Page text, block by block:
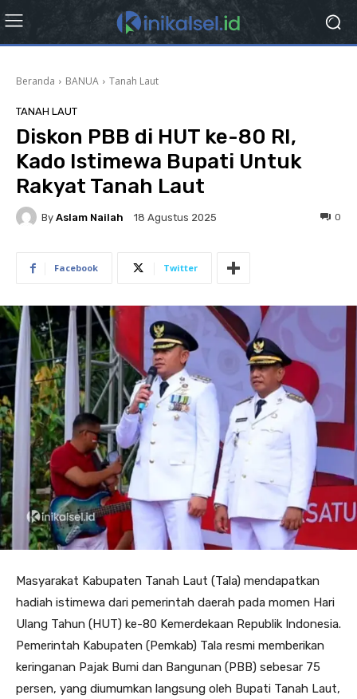
Beranda BANUA Tanah Laut
TANAH LAUT
Diskon PBB di HUT ke-80 RI,
Kado Istimewa Bupati Untuk
Rakyat Tanah Laut
By Aslam Nailah 18 Agustus 2025 0
Facebook Twitter
Masyarakat Kabupaten Tanah Laut (Tala) mendapatkan
hadiah istimewa dari pemerintah daerah pada momen Hari
Ulang Tahun (HUT) ke-80 Kemerdekaan Republik Indonesia.
Pemerintah Kabupaten (Pemkab) Tala resmi memberikan
keringanan Pajak Bumi dan Bangunan (PBB) sebesar 75
persen, yang diumumkan langsung oleh Bupati Tanah Laut,